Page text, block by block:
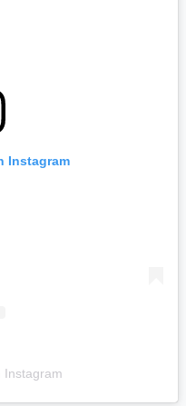
Instagram
Instagram